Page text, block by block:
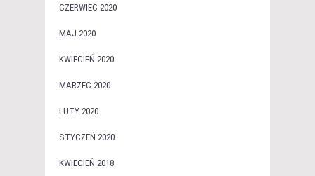
CZERWIEC 2020
MAJ 2020
KWIECIEŃ 2020
MARZEC 2020
LUTY 2020
STYCZEŃ 2020
KWIECIEŃ 2018